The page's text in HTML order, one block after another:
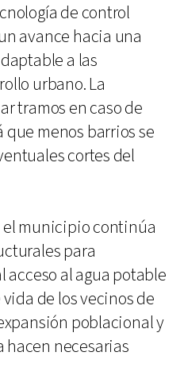
de control
avance hacia una
a las
urbano. La
tramos en caso de
menos barrios se
cortes del
municipio continúa
para
acceso al agua potable
de los vecinos de
poblacional y
hacen necesarias